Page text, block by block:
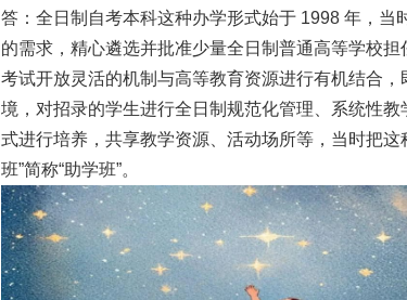
答：全日制自考本科这种办学形式始于 1998 年，当
的需求，精心遴选并批准少量全日制普通高等学校
考试开放灵活的机制与高等教育资源进行有机结合
境，对招录的学生进行全日制规范化管理、系统性
式进行培养，共享教学资源、活动场所等，当时把这
班”简称“助学班”。